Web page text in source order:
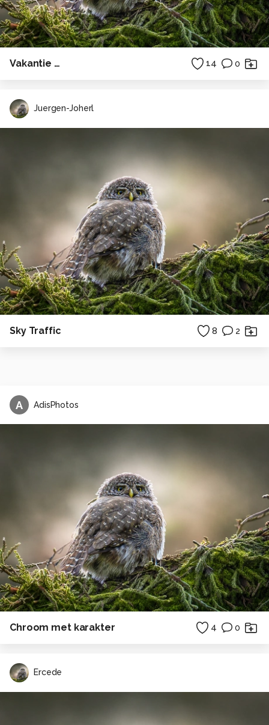
Vakantie … 14 0
Juergen-Joherl
Sky Traffic 8 2
A AdisPhotos
Chroom met karakter 4 0
Ercede